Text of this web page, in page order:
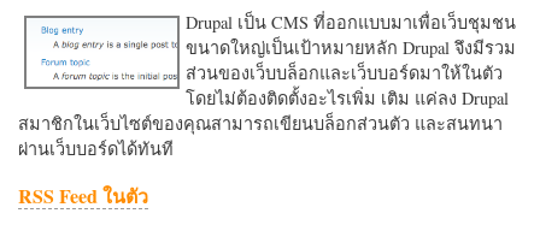
Drupal เป็น CMS ที่ออกแบบมาเพื่อเว็บชุมชน
ขนาดใหญ่เป็นเป้าหมายหลัก Drupal จึงมีรวม
ส่วนของเว็บบล็อกและเว็บบอร์ดมาให้ในตัว
โดยไม่ต้องติดตั้งอะไรเพิ่ม เติม แค่ลง Drupal
สมาชิกในเว็บไซต์ของคุณสามารถเขียนบล็อกส่วนตัว และสนทนา
ผ่านเว็บบอร์ดได้ทันที
RSS Feed ในตัว